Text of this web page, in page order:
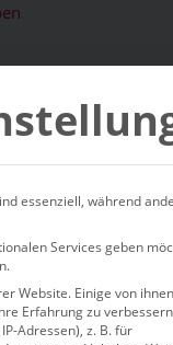
von
Streicht man
Oder ist es
essenziell, während
Services geben
Website. Einige von
Erfahrung zu
Adressen), z. B. für